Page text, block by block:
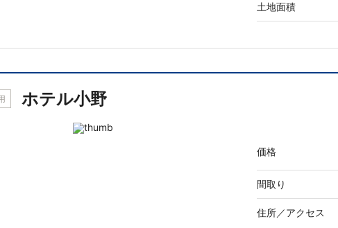
土地面積
ホテル小野
価格
間取り
住所／アクセス